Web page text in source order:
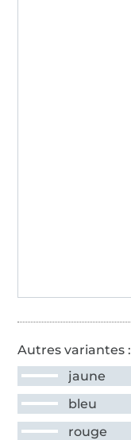
Autres variantes :
jaune
bleu
rouge